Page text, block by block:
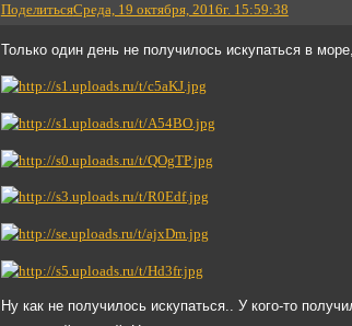
ПоделитьсяСреда, 19 октября, 2016г. 15:59:38
Только один день не получилось искупаться в
Ну как не получилось искупаться.. У кого-то